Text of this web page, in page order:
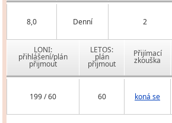
8,0 Denní 2
LONI:
přihlášení/plán
přijmout
LETOS:
plán
přijmout
Přijímací
zkouška
199 / 60 60 koná se